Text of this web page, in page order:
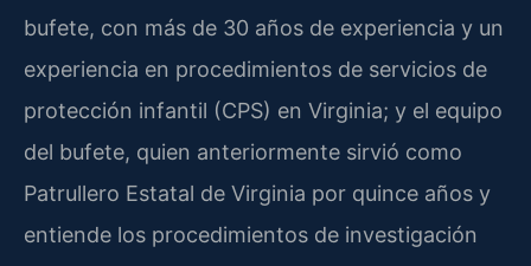
bufete, con más de 30 años de experiencia y un
experiencia en procedimientos de servicios de
protección infantil (CPS) en Virginia; y el equipo
del bufete, quien anteriormente sirvió como
Patrullero Estatal de Virginia por quince años y
entiende los procedimientos de investigación